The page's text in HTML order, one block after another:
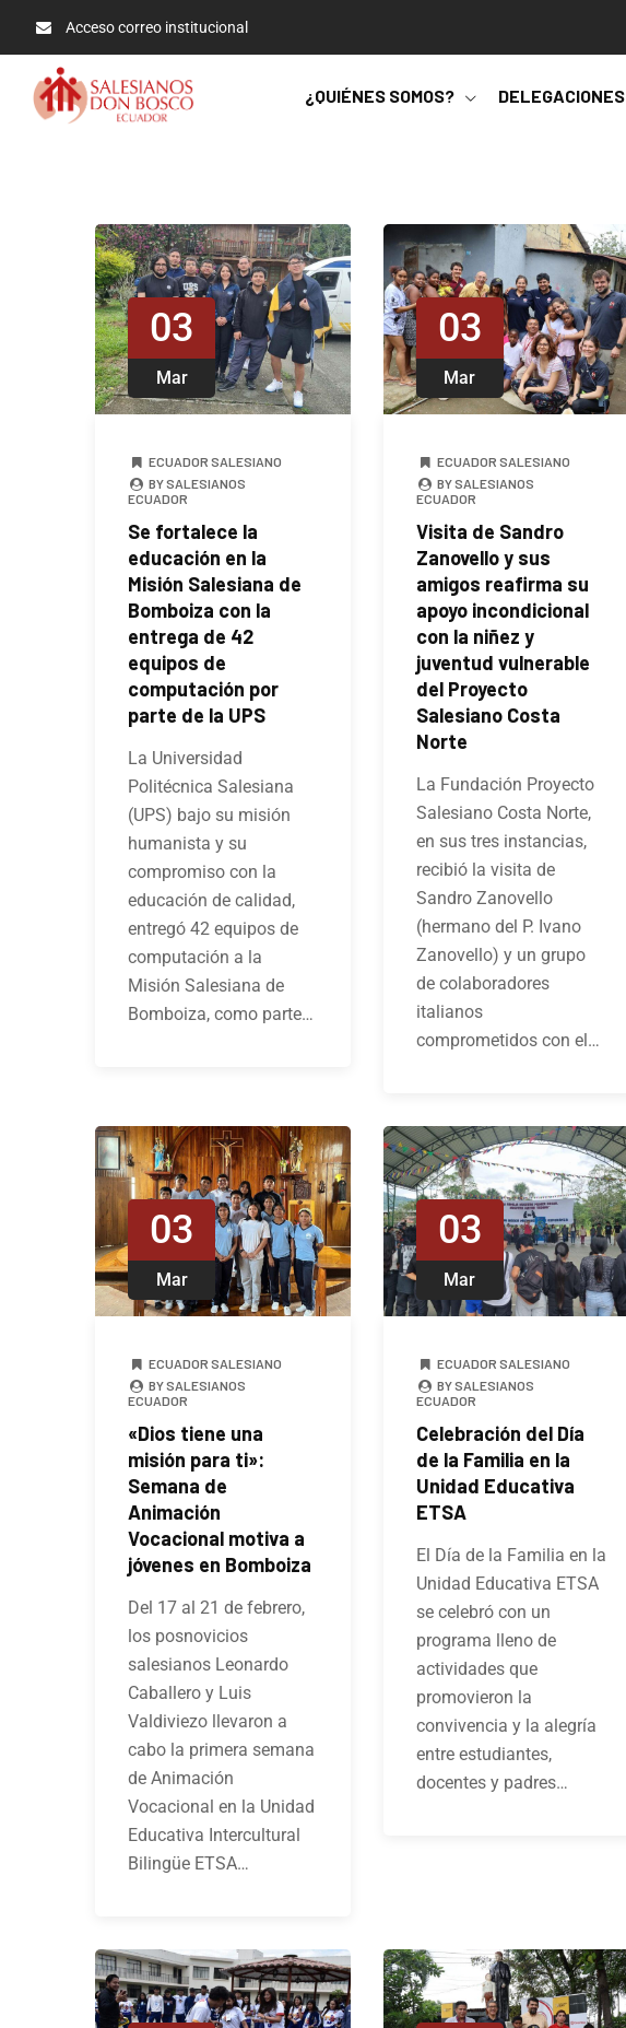
Acceso correo institucional
¿QUIÉNES SOMOS? DELEGACIONES
03
Mar
ECUADOR SALESIANO
BY SALESIANOS
ECUADOR
Se fortalece la
educación en la
Misión Salesiana de
Bomboiza con la
entrega de 42
equipos de
computación por
parte de la UPS
La Universidad
Politécnica Salesiana
(UPS) bajo su misión
humanista y su
compromiso con la
educación de calidad,
entregó 42 equipos de
computación a la
Misión Salesiana de
Bomboiza, como parte…
03
Mar
ECUADOR SALESIANO
BY SALESIANOS
ECUADOR
Visita de Sandro
Zanovello y sus
amigos reafirma su
apoyo incondicional
con la niñez y
juventud vulnerable
del Proyecto
Salesiano Costa
Norte
La Fundación Proyecto
Salesiano Costa Norte,
en sus tres instancias,
recibió la visita de
Sandro Zanovello
(hermano del P. Ivano
Zanovello) y un grupo
de colaboradores
italianos
comprometidos con el…
03
Mar
ECUADOR SALESIANO
BY SALESIANOS
ECUADOR
«Dios tiene una
misión para ti»:
Semana de
Animación
Vocacional motiva a
jóvenes en Bomboiza
Del 17 al 21 de febrero,
los posnovicios
salesianos Leonardo
Caballero y Luis
Valdiviezo llevaron a
cabo la primera semana
de Animación
Vocacional en la Unidad
Educativa Intercultural
Bilingüe ETSA…
03
Mar
ECUADOR SALESIANO
BY SALESIANOS
ECUADOR
Celebración del Día
de la Familia en la
Unidad Educativa
ETSA
El Día de la Familia en la
Unidad Educativa ETSA
se celebró con un
programa lleno de
actividades que
promovieron la
convivencia y la alegría
entre estudiantes,
docentes y padres…